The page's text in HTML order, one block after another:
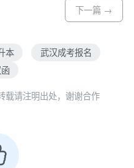
管理、机械设计制
下一篇 →
本
武汉成考报名
载请注明出处，谢谢合作